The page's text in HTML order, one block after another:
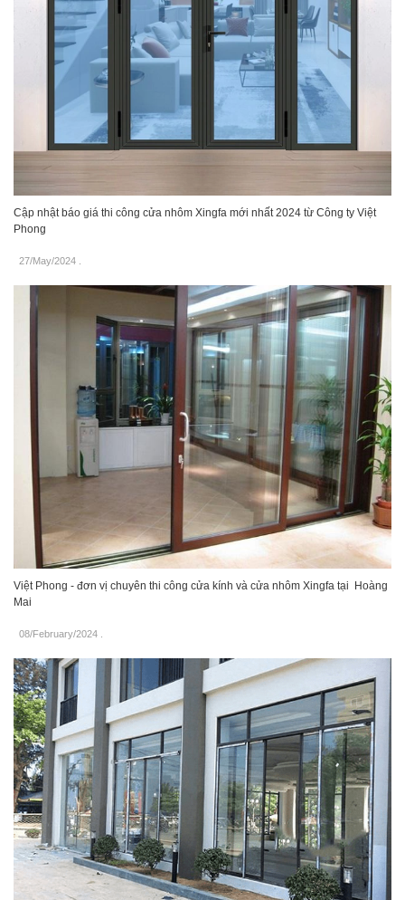
Cập nhật báo giá thi công cửa nhôm Xingfa mới nhất 2024 từ Công ty Việt
Phong
27/May/2024
Việt Phong - đơn vị chuyên thi công cửa kính và cửa nhôm Xingfa tại Hoàng
Mai
08/February/2024 .